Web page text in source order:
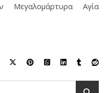
Μεγαλομάρτυρα Αγία